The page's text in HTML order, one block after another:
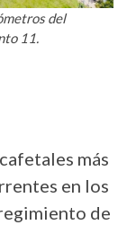
del
11.
más
en los
de